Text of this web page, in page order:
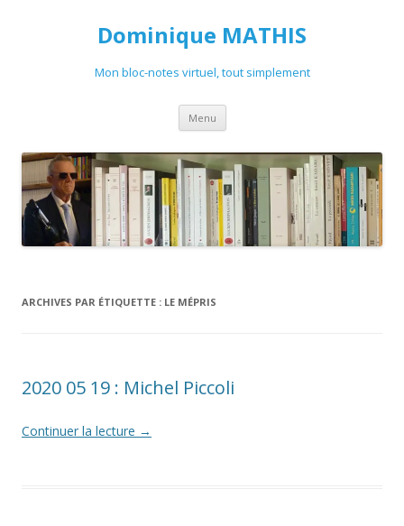
Dominique MATHIS
Mon bloc-notes virtuel, tout simplement
Menu Aller
contenu
ARCHIVES PAR ÉTIQUETTE : LE MÉPRIS
2020 05 19 : Michel Piccoli
Continuer la lecture →